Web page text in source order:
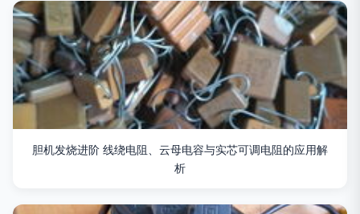
胆机发烧进阶 线绕电阻、云母电容与实芯可调电阻的应用解
析